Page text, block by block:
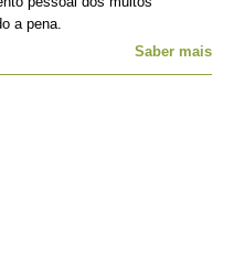
a pena.
Saber mais